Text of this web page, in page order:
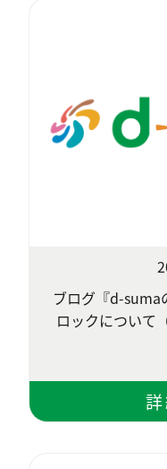
ブログ『d-suma
ロックについて